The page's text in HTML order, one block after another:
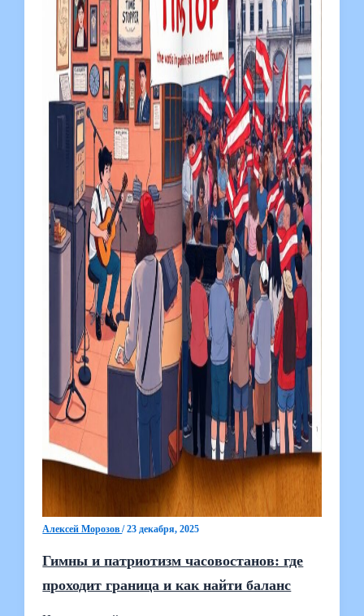
Алексей Морозов/23 декабря, 2025
Гимны и патриотизм часовостанов: где
проходит граница и как найти баланс